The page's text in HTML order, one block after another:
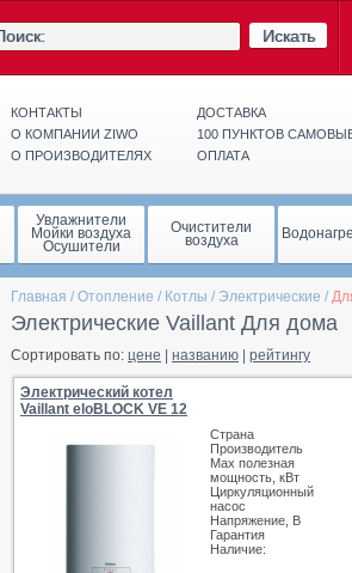
Искать
КОНТАКТЫ
О КОМПАНИИ ZIWO
О ПРОИЗВОДИТЕЛЯХ
ДОСТАВКА
100 ПУНКТОВ
ОПЛАТА
Увлажнители
Мойки воздуха
Осушители
Очистители
воздуха
Главная / Отопление / Котлы / Электрические /
Электрические Vaillant Для дома
Сортировать по: цене названию рейтингу
Электрический котел
Vaillant eloBLOCK VE 12
Страна
Производитель
Max полезная
мощность, кВт
Циркуляционный
насос
Напряжение, В
Гарантия
Наличие: